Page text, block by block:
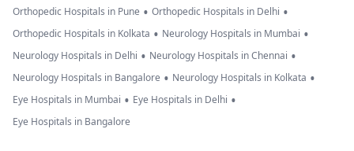
Orthopedic Hospitals in Pune • Orthopedic Hospitals in Delhi •
Orthopedic Hospitals in Kolkata • Neurology Hospitals in Mumbai •
Neurology Hospitals in Delhi • Neurology Hospitals in Chennai •
Neurology Hospitals in Bangalore • Neurology Hospitals in Kolkata •
Eye Hospitals in Mumbai • Eye Hospitals in Delhi •
Eye Hospitals in Bangalore